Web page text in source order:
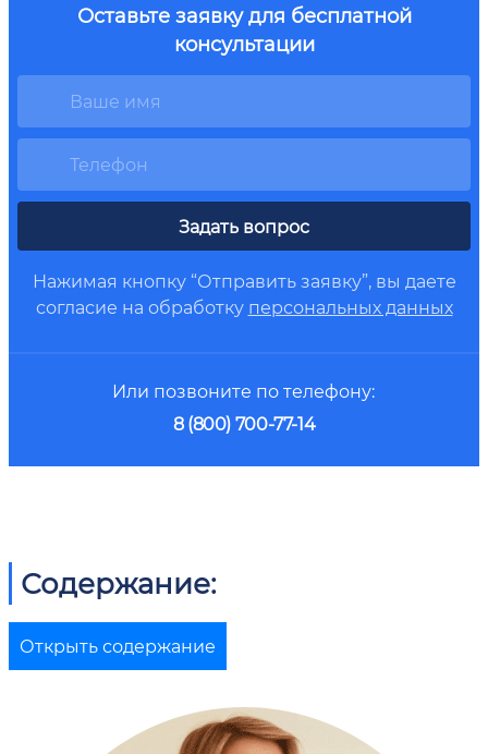
Оставьте заявку для бесплатной
консультации
Задать вопрос
Нажимая кнопку “Отправить заявку”, вы даете
согласие на обработку персональных данных
Или позвоните по телефону:
8 (800) 700-77-14
Содержание:
Открыть содержание